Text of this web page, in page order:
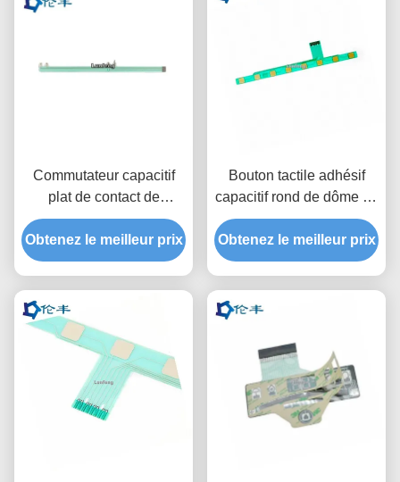
Commutateur capacitif
plat de contact de
membrane de couleur du
clavier numérique RAL
de membrane de Pantone
Obtenez le meilleur prix
Bouton tactile adhésif
capacitif rond de dôme du
circuit 3M467 d'ANIMAL
FAMILIER de clavier
numérique de membrane
Obtenez le meilleur prix